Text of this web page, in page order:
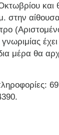
και
στην
μέρα θα